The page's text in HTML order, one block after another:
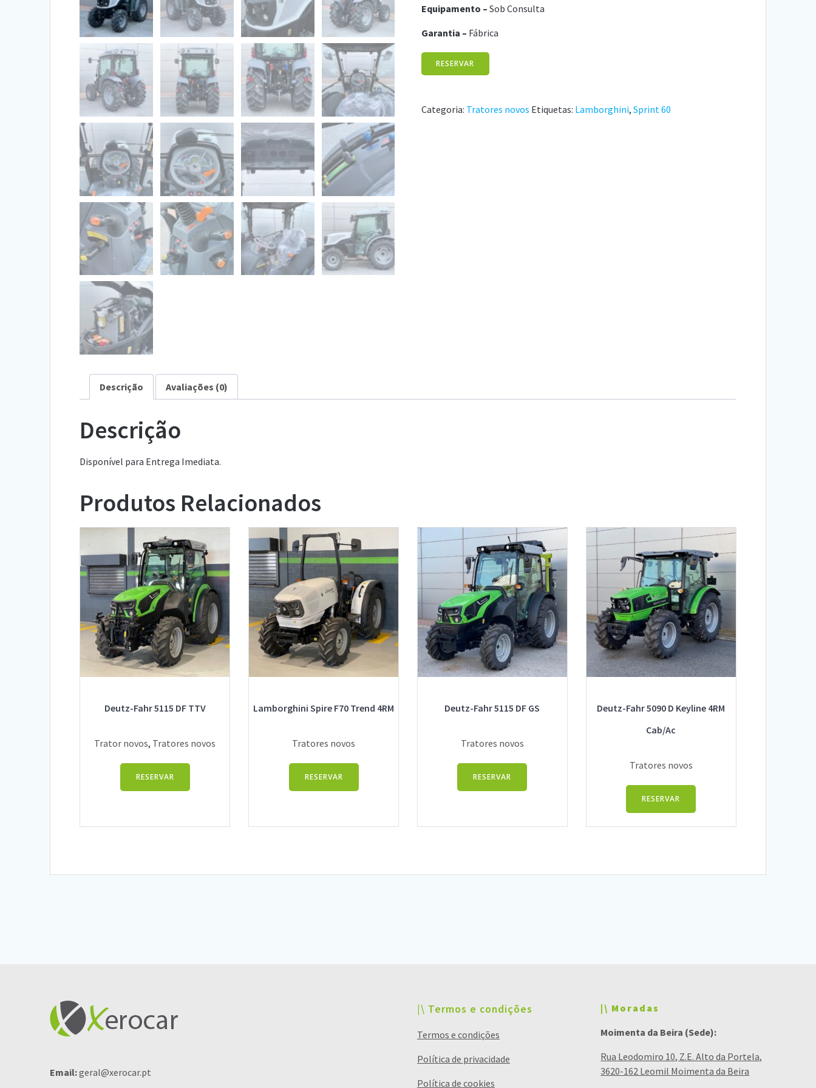
Equipamento – Sob Consulta
Garantia – Fábrica
RESERVAR
Categoria: Tratores novos Etiquetas: Lamborghini, Sprint 60
Descrição Avaliações (0)
Descrição
Disponível para Entrega Imediata.
Produtos Relacionados
Deutz-Fahr 5115 DF TTV
Trator novos, Tratores novos
RESERVAR
Lamborghini Spire F70 Trend 4RM
Tratores novos
RESERVAR
Deutz-Fahr 5115 DF GS
Tratores novos
RESERVAR
Deutz-Fahr 5090 D Keyline 4RM
Cab/Ac
Tratores novos
RESERVAR
Email:geral@xerocar.pt
|\ Termos e condições
Termos e condições
Política de privacidade
Política de cookies
|\ Moradas
Moimenta da Beira (Sede):
Rua Leodomiro 10, Z.E. Alto da Portela,
3620-162 Leomil Moimenta da Beira